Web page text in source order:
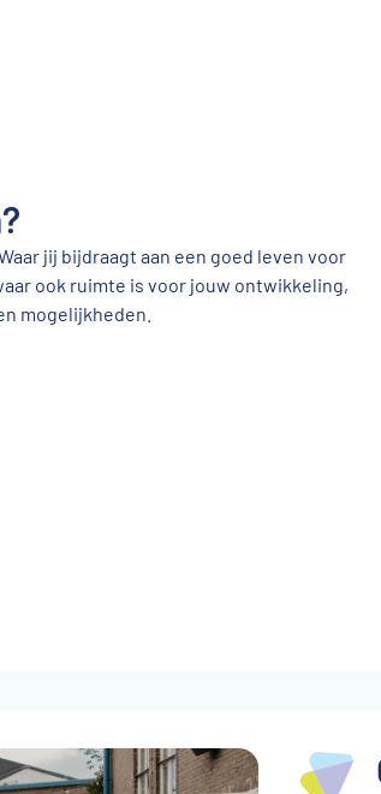
jij bijdraagt aan een goed leven voor
ook ruimte is voor jouw ontwikkeling,
mogelijkheden.